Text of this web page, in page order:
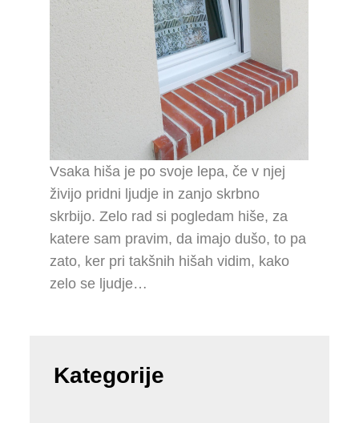
Vsaka hiša je po svoje lepa, če v njej
živijo pridni ljudje in zanjo skrbno
skrbijo. Zelo rad si pogledam hiše, za
katere sam pravim, da imajo dušo, to pa
zato, ker pri takšnih hišah vidim, kako
zelo se ljudje…
Kategorije